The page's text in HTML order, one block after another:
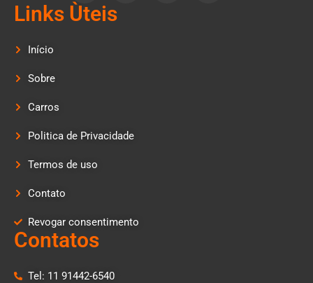
Links Ùteis
Início
Sobre
Carros
Politica de Privacidade
Termos de uso
Contato
Revogar consentimento
Contatos
Tel: 11 91442-6540